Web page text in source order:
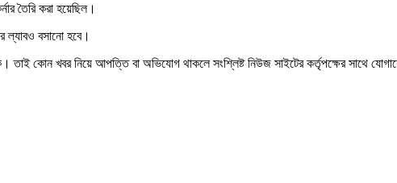
তৈরি করা হয়েছিল।
ল্যাবও বসানো হবে।
তাই কোন খবর নিয়ে আপত্তি বা অভিযোগ থাকলে সংশ্লিষ্ট নিউজ সাইটের কর্তৃপক্ষের সাথে